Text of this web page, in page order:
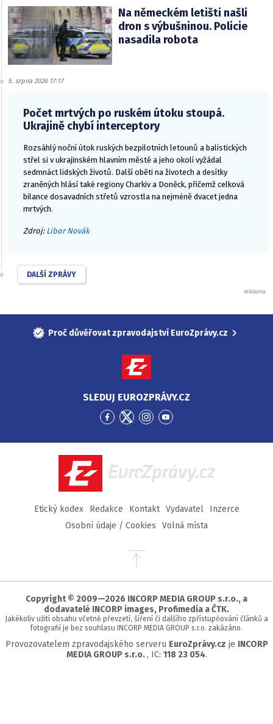
Na německém letišti našli
dron s výbušninou. Policie
nasadila robota
5. srpna 2026 17:17
Počet mrtvých po ruském útoku stoupá.
Ukrajině chybí interceptory
Rozsáhlý noční útok ruských bezpilotních letounů a balistických
střel si v ukrajinském hlavním městě a jeho okolí vyžádal
sedmnáct lidských životů. Další oběti na životech a desítky
zraněných hlásí také regiony Charkiv a Doněck, přičemž celková
bilance dosavadních střetů vzrostla na nejméně dvacet jedna
mrtvých.
Zdroj: Libor Novák
DALŠÍ ZPRÁVY
Proč důvěřovat zpravodajství EuroZprávy.cz
SLEDUJ EUROZPRÁVY.CZ
Přejít
Facebook
Přejít
Twitter
Přejít
Instagram
Přejít
YouTube
EuroZprávy.cz
Etický kodex Redakce Kontakt Vydavatel
Inzerce
Osobní údaje / Cookies
Volná místa
Přejít
stránky
Copyright © 2009—2026 INCORP MEDIA GROUP s.r.o., a
dodavatelé INCORP images, Profimedia a ČTK.
Jakékoliv užití obsahu včetně převzetí, šíření či dalšího zpřístupňování článků a
fotografií je bez souhlasu INCORP MEDIA GROUP s.r.o. zakázáno.
Provozovatelem zpravodajského serveru EuroZprávy.cz je INCORP
MEDIA GROUP s.r.o. , IC: 118 23 054.